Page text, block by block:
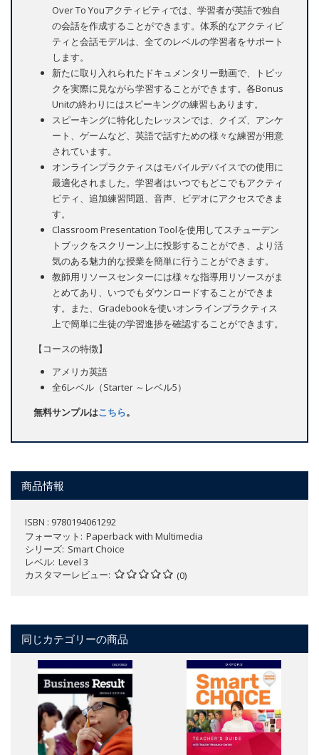
Over To Youアクティビティでは、学習者が英語で独自
の会話を作成することができます。体系的なアクティビ
ティと会話モデルは、全てのレベルの学習者をサポート
します。
新たに取り入れられたドキュメンタリー動画で、トピッ
クを実際に見ながら学習することができます。各Bonus
Unitの終わりにはスピーキングの練習もあります。
スピーキングに特化したレッスンでは、クイズ、アンケ
ート、ゲームなど、英語で話すための様々な練習が用意
されています。
オンラインプラクティスはモバイルデバイスでの使用に
最適化されました。学習者はいつでもどこでもアクティ
ビティ、追加練習問題、音声、ビデオにアクセスできま
す。
Classroom Presentation Toolを使用してスチューデン
トブックをスクリーン上に投影することができ、より活
気のある魅力的な授業を簡単に行うことができます。
教師用リソースセンターには様々な指導用リソースがま
とめてあり、いつでもダウンロードすることができま
す。また、Gradebookを使いオンラインプラクティス
上で簡単に生徒の学習進捗を確認することができます。
【コースの特徴】
アメリカ英語
全6レベル（Starter ～レベル5）
無料サンプルはこちら。
商品情報
ISBN : 9780194061292
フォーマット
Paperback with Multimedia
シリーズ Smart Choice
レベル Level 3
カスタマーレビュー
(0)
同じカテゴリーの商品